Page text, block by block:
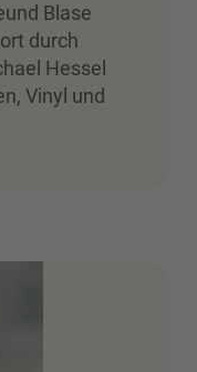
Blase
durch
Hessel
Vinyl und